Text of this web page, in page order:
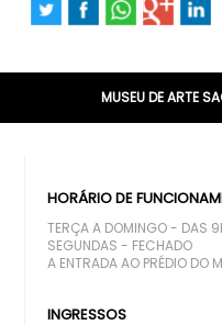
MUSEU DE ARTE
HORÁRIO DE
TERÇA A DOMINGO - DAS
SEGUNDAS - FECHADO
A ENTRADA AO PRÉDIO DO
INGRESSOS